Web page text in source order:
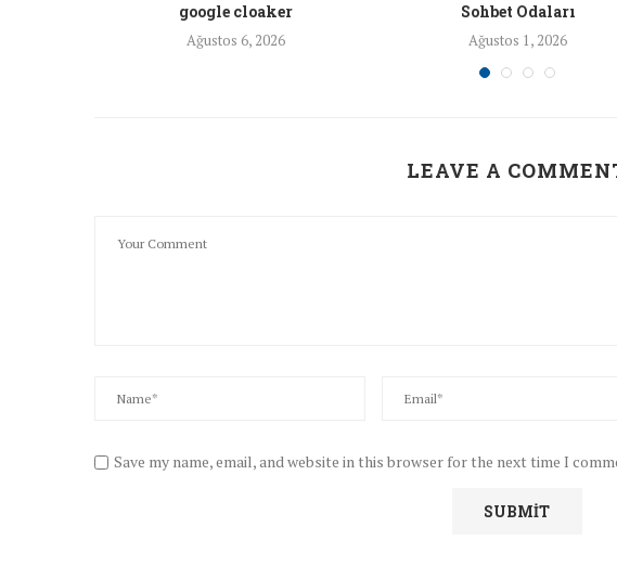
google cloaker
Ağustos 6, 2026
Sohbet Odaları
Ağustos 1, 2026
LEAVE A
Save my name, email, and website in this browser for the next time I